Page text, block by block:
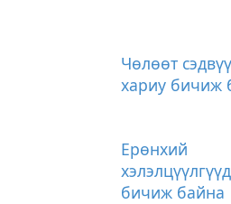
Чөлөөт
хариу бичиж
Ерөнхий
бичиж байна